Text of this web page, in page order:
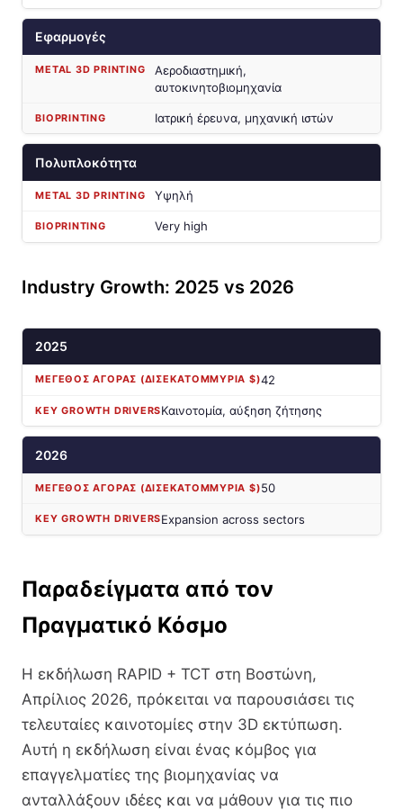
Εφαρμογές
Αεροδιαστημική,
αυτοκινητοβιομηχανία
Ιατρική έρευνα, μηχανική ιστών
Πολυπλοκότητα
Υψηλή
Very high
Industry Growth: 2025 vs 2026
2025
42
Καινοτομία, αύξηση ζήτησης
2026
50
Expansion across sectors
Παραδείγματα από τον
Πραγματικό Κόσμο
Η εκδήλωση RAPID + TCT στη Βοστώνη,
Απρίλιος 2026, πρόκειται να παρουσιάσει τις
τελευταίες καινοτομίες στην 3D εκτύπωση.
Αυτή η εκδήλωση είναι ένας κόμβος για
επαγγελματίες της βιομηχανίας να
ανταλλάξουν ιδέες και να μάθουν για τις πιο